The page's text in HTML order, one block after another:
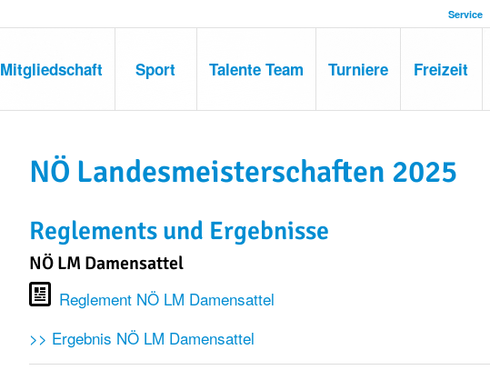
Service
Mitgliedschaft Sport Talente Team Turniere Freizeit
NÖ Landesmeisterschaften 2025
Reglements und Ergebnisse
NÖ LM Damensattel
Reglement NÖ LM Damensattel
>> Ergebnis NÖ LM Damensattel